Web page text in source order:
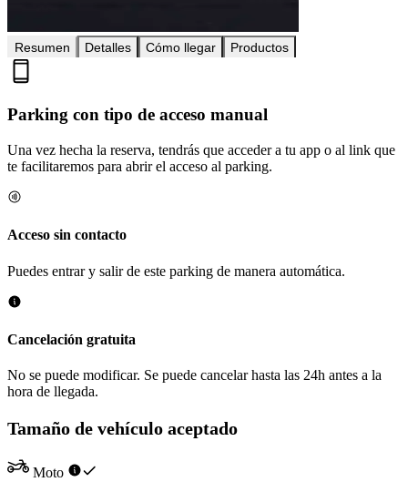
Resumen Detalles Cómo llegar Productos
Parking con tipo de acceso manual
Una vez hecha la reserva, tendrás que acceder a tu app o al link que
te facilitaremos para abrir el acceso al parking.
Acceso sin contacto
Puedes entrar y salir de este parking de manera automática.
Cancelación gratuita
No se puede modificar. Se puede cancelar hasta las 24h antes a la
hora de llegada.
Tamaño de vehículo aceptado
Moto